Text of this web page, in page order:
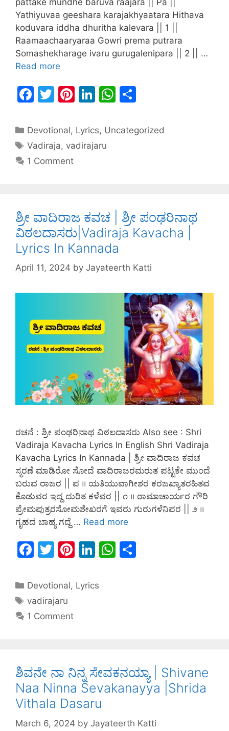
pattake mundhe baruva raajara || Pa ||
Yathiyuvaa geeshara karajakhyaatara Hithava
koduvara iddha dhuritha kalevara || 1 ||
Raamaachaaryaraa Gowri prema putrara
Somashekharage ivaru gurugalenipara || 2 || …
Read more
F
c
e
b
T
itt
er
Pi
er
e
Li
k
e
W
at ar
Devotional, Lyrics, Uncategorized
Vadiraja, vadirajaru
1 Comment
ಶ್ರೀ ವಾದಿರಾಜ ಕವಚ | ಶ್ರೀ ಪಂಢರಿನಾಥ
ವಿಠಲದಾಸರು|Vadiraja Kavacha |
Lyrics In Kannada
April 11, 2024 by Jayateerth Katti
ರಚನೆ : ಶ್ರೀ ಪಂಢರಿನಾಥ ವಿಠಲದಾಸರು Also see : Shri
Vadiraja Kavacha Lyrics In English Shri Vadiraja
Kavacha Lyrics In Kannada | ಶ್ರೀ ವಾದಿರಾಜ ಕವಚ
ಸ್ಮರಣೆ ಮಾಡಿರೋ ಸೋದೆ ವಾದಿರಾಜರಮರುತ ಪಟ್ಟಕೇ ಮುಂದೆ
ಬರುವ ರಾಜರ || ಪ ।। ಯತಿಯುವಾಗೀಶರ ಕರಜಖ್ಯಾತರಹಿತವ
ಕೊಡುವರ ಇದ್ದ ದುರಿತ ಕಳೆವರ || ೧ ।। ರಾಮಾಚಾರ್ಯರ ಗೌರಿ
ಪ್ರೇಮಪುತ್ರರಸೋಮಶೇಖರಗೆ ಇವರು ಗುರುಗಳೆನಿಪರ || ೨ ।।
ಗೃಹದ ಬಾಹ್ಯ ಗದ್ದೆ … Read more
F
c
e
b
k
T
itt
er
Pi
er
Li
k
W
Devotional, Lyrics
vadirajaru
1 Comment
ಶಿವನೇ ನಾ ನಿನ್ನ ಸೇವಕನಯ್ಯಾ | Shivane
Naa Ninna Sevakanayya |Shrida
Vithala Dasaru
March 6, 2024 by Jayateerth Katti